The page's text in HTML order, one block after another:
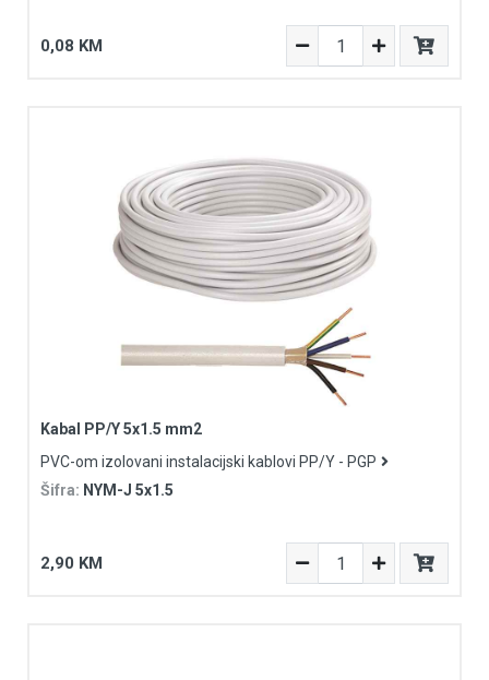
0,08 KM
Kabal PP/Y 5x1.5 mm2
PVC-om izolovani instalacijski kablovi PP/Y - PGP
Šifra: NYM-J 5x1.5
2,90 KM